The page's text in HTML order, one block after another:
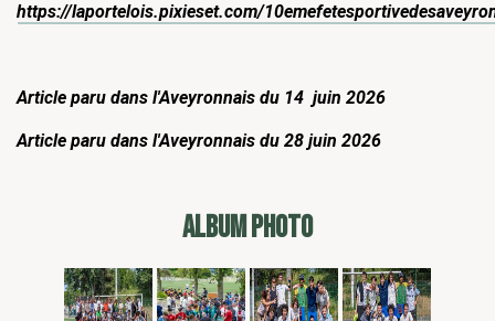
https://laportelois.pixieset.com/
Article paru dans l'Aveyronnais du 14 juin 2026
Article paru dans l'Aveyronnais du 28 juin 2026
ALBUM PHOTO